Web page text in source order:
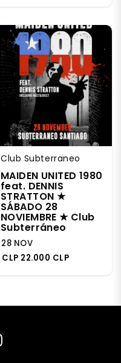
Club Subterraneo
MAIDEN UNITED 1980
feat. DENNIS
STRATTON ★
SÁBADO 28
NOVIEMBRE ★ Club
Subterráneo
28 NOV
CLP 22.000 CLP